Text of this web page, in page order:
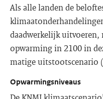
Als alle landen de
daadwerkelijk uitvoeren,
opwarming in 2100 in
matige uitstootscenario
Opwarmingsniveaus